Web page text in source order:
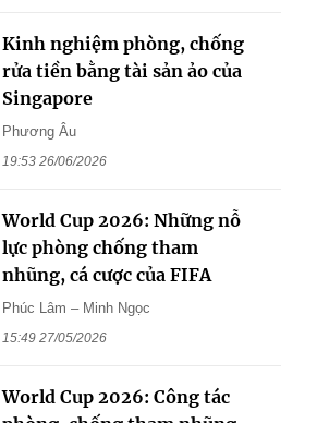
Kinh nghiệm phòng, chống
rửa tiền bằng tài sản ảo của
Singapore
Phương Âu
19:53 26/06/2026
World Cup 2026: Những nỗ
lực phòng chống tham
nhũng, cá cược của FIFA
Phúc Lâm – Minh Ngọc
15:49 27/05/2026
World Cup 2026: Công tác